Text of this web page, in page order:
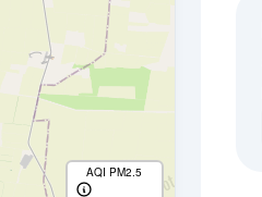
AQI PM2.5